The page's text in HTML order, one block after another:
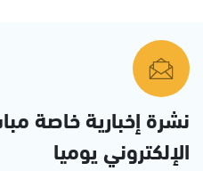
نشرة إخبارية خاصة
الإلكتروني يوميا